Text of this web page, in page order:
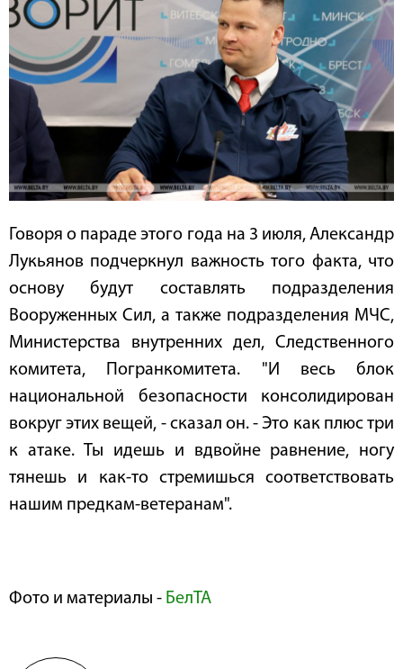
Говоря о параде этого года на 3 июля, Александр
Лукьянов подчеркнул важность того факта, что
основу будут составлять подразделения
Вооруженных Сил, а также подразделения МЧС,
Министерства внутренних дел, Следственного
комитета, Погранкомитета. "И весь блок
национальной безопасности консолидирован
вокруг этих вещей, - сказал он. - Это как плюс три
к атаке. Ты идешь и вдвойне равнение, ногу
тянешь и как-то стремишься соответствовать
нашим предкам-ветеранам".
Фото и материалы - БелТА